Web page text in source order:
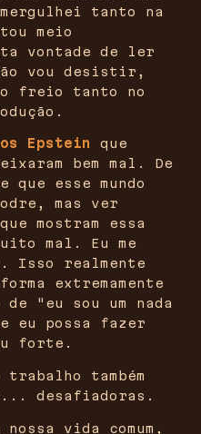
tanto na
meio
vontade de ler
vou desistir,
freio tanto no
Epstein
que
bem mal. De
que esse mundo
mas ver
mostram essa
mal. Eu me
Isso realmente
extremamente
"eu sou um nada
eu possa fazer
forte.
também
desafiadoras.
vida comum,